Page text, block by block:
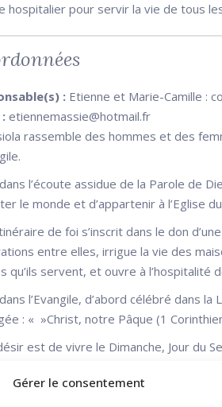
Gérer le consentement
hospitalier pour servir la vie de tous
: Etienne et Marie-Camille :
etiennemassie@hotmail.fr
rassemble des hommes et des
l’écoute assidue de la Parole de
le monde et d’appartenir à l’Eglise
de foi s’inscrit dans le don
entre elles, irrigue la vie des
qu’ils servent, et ouvre à
l’Evangile, d’abord célébré dans
: « »Christ, notre Pâque (1
est de vivre le Dimanche, Jour du
hospitalier pour servir la vie de tous